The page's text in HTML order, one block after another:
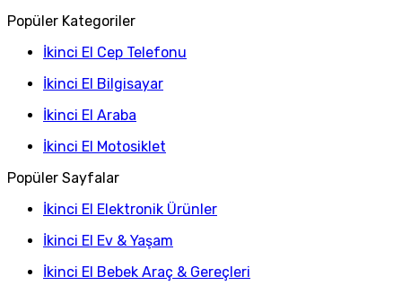
Popüler Kategoriler
İkinci El Cep Telefonu
İkinci El Bilgisayar
İkinci El Araba
İkinci El Motosiklet
Popüler Sayfalar
İkinci El Elektronik Ürünler
İkinci El Ev & Yaşam
İkinci El Bebek Araç & Gereçleri